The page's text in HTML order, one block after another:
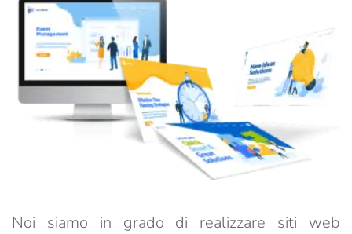
Noi siamo in grado di realizzare siti web